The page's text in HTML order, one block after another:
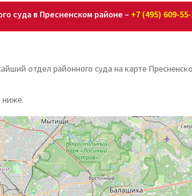
суда в Пресненском районе – +7 (495) 609-
отдел районного суда на карте
ниже.